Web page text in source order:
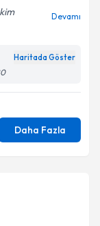
Devamı
Haritada Göster
Daha Fazla